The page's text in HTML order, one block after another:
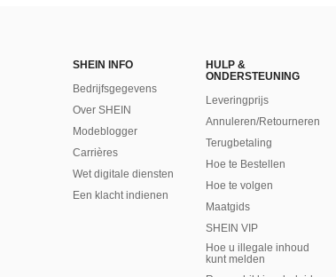
SHEIN INFO
Bedrijfsgegevens
Over SHEIN
Modeblogger
Carrières
Wet digitale diensten
Een klacht indienen
HULP &
ONDERSTEUNING
Leveringprijs
Annuleren/Retourneren
Terugbetaling
Hoe te Bestellen
Hoe te volgen
Maatgids
SHEIN VIP
Hoe u illegale inhoud
kunt melden